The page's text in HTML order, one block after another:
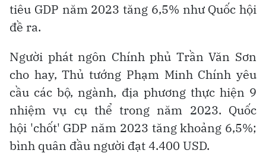
tiêu GDP năm 2023 tăng 6,5% như Quốc hội
đề ra.
Người phát ngôn Chính phủ Trần Văn Sơn
cho hay, Thủ tướng Phạm Minh Chính yêu
cầu các bộ, ngành, địa phương thực hiện 9
nhiệm vụ cụ thể trong năm 2023. Quốc
hội 'chốt' GDP năm 2023 tăng khoảng 6,5%;
bình quân đầu người đạt 4.400 USD.